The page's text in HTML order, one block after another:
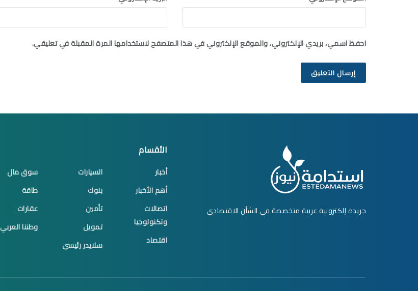
احفظ اسمي، بريدي الإلكتروني، والموقع الإلكتروني في هذا المتصفح لاستخدامها المرة المقبلة في تعليقي.
جريدة إلكترونية عربية متخصصة في الشأن الاقتصادي
الأقسام
أخبار
أهم الأخبار
اتصالات
وتكنولوجيا
اقتصاد
السيارات
بنوك
تأمين
تمويل
سلايدر رئيسي
سوق مال
طاقة
عقارات
وطننا العربي